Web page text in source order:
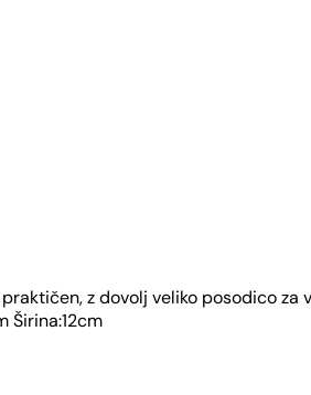
z dovolj veliko posodico
Širina:12cm